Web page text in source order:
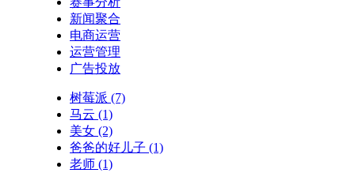
新闻聚合
电商运营
运营管理
广告投放
树莓派 (7)
马云 (1)
美女 (2)
爸爸的好儿子 (1)
老师 (1)